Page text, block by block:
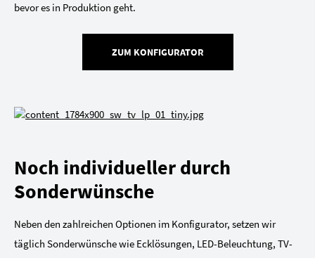
bevor es in Produktion geht.
ZUM KONFIGURATOR
Noch individueller durch
Sonderwünsche
Neben den zahlreichen Optionen im Konfigurator, setzen wir
täglich Sonderwünsche wie Ecklösungen, LED-Beleuchtung, TV-